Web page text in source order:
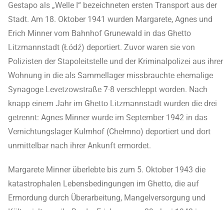
Gestapo als „Welle I“ bezeichneten ersten Transport aus der
Stadt. Am 18. Oktober 1941 wurden Margarete, Agnes und
Erich Minner vom Bahnhof Grunewald in das Ghetto
Litzmannstadt (Łódź) deportiert. Zuvor waren sie von
Polizisten der Stapoleitstelle und der Kriminalpolizei aus ihrer
Wohnung in die als Sammellager missbrauchte ehemalige
Synagoge Levetzowstraße 7-8 verschleppt worden. Nach
knapp einem Jahr im Ghetto Litzmannstadt wurden die drei
getrennt: Agnes Minner wurde im September 1942 in das
Vernichtungslager Kulmhof (Chełmno) deportiert und dort
unmittelbar nach ihrer Ankunft ermordet.
Margarete Minner überlebte bis zum 5. Oktober 1943 die
katastrophalen Lebensbedingungen im Ghetto, die auf
Ermordung durch Überarbeitung, Mangelversorgung und